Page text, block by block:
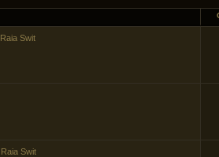
Raia Swit
Raia Swit